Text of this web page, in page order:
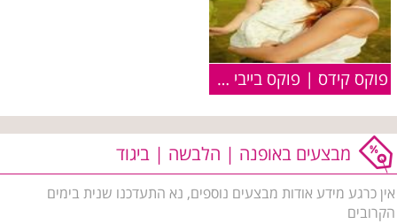
פוקס קידס | פוקס בייבי | FOX Kids :: קולקציית קיץ 2010
מבצעים באופנה | הלבשה | ביגוד
אין כרגע מידע אודות מבצעים נוספים, נא התעדכנו שנית בימים
הקרובים